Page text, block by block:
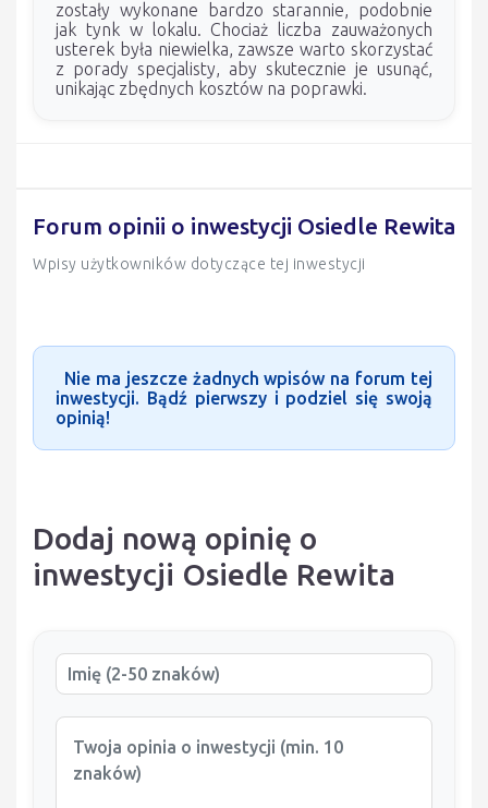
zostały wykonane bardzo starannie, podobnie
jak tynk w lokalu. Chociaż liczba zauważonych
usterek była niewielka, zawsze warto skorzystać
z porady specjalisty, aby skutecznie je usunąć,
unikając zbędnych kosztów na poprawki.
Forum opinii o inwestycji Osiedle Rewita
Wpisy użytkowników dotyczące tej inwestycji
Nie ma jeszcze żadnych wpisów na forum tej
inwestycji. Bądź pierwszy i podziel się swoją
opinią!
Dodaj nową opinię o
inwestycji Osiedle Rewita